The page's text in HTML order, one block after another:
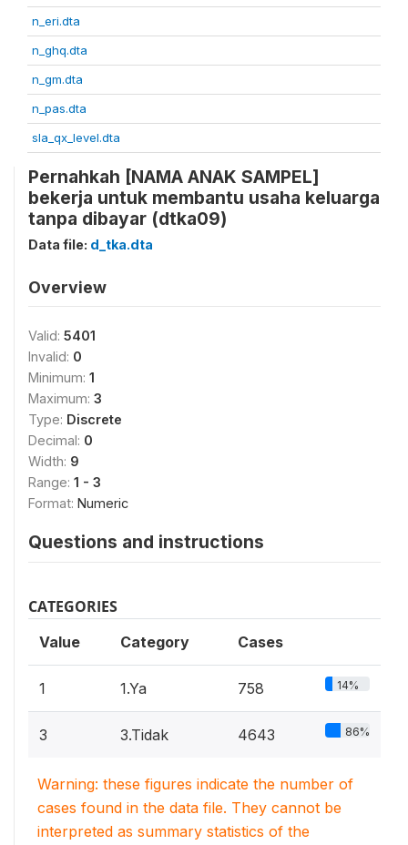
n_eri.dta
n_ghq.dta
n_gm.dta
n_pas.dta
sla_qx_level.dta
Pernahkah [NAMA ANAK SAMPEL]
bekerja untuk membantu usaha keluarga
tanpa dibayar (dtka09)
Data file: d_tka.dta
Overview
Valid: 5401
Invalid: 0
Minimum: 1
Maximum: 3
Type: Discrete
Decimal: 0
Width: 9
Range: 1 - 3
Format: Numeric
Questions and instructions
CATEGORIES
Value Category Cases
1 1.Ya 758 14%
3 3.Tidak 4643 86%
Warning: these figures indicate the number of
cases found in the data file. They cannot be
interpreted as summary statistics of the